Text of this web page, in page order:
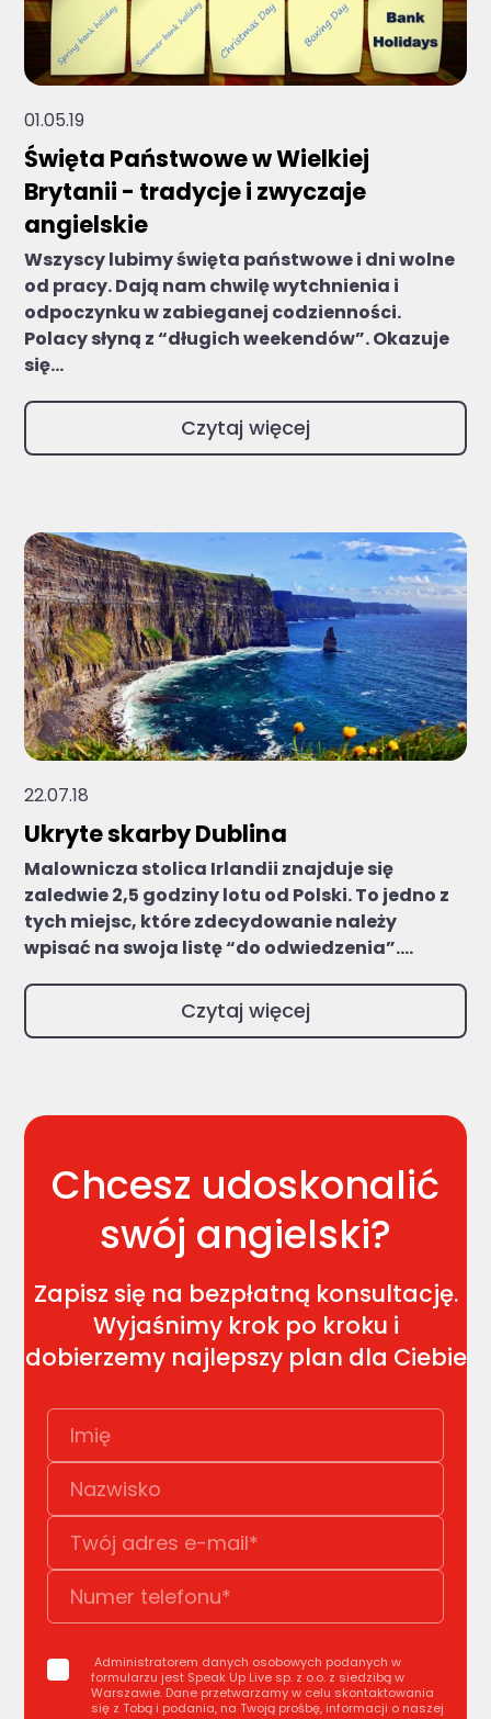
01.05.19
Święta Państwowe w Wielkiej
Brytanii - tradycje i zwyczaje
angielskie
Wszyscy lubimy święta państwowe i dni wolne
od pracy. Dają nam chwilę wytchnienia i
odpoczynku w zabieganej codzienności.
Polacy słyną z “długich weekendów”. Okazuje
się...
Czytaj więcej
22.07.18
Ukryte skarby Dublina
Malownicza stolica Irlandii znajduje się
zaledwie 2,5 godziny lotu od Polski. To jedno z
tych miejsc, które zdecydowanie należy
wpisać na swoja listę “do odwiedzenia”....
Czytaj więcej
Chcesz udoskonalić
swój angielski?
Zapisz się na bezpłatną konsultację.
Wyjaśnimy krok po kroku i
dobierzemy najlepszy plan dla Ciebie
Administratorem danych osobowych podanych w
formularzu jest Speak Up Live sp. z o.o. z siedzibą w
Warszawie. Dane przetwarzamy w celu skontaktowania
się z Tobą i podania, na Twoją prośbę, informacji o naszej